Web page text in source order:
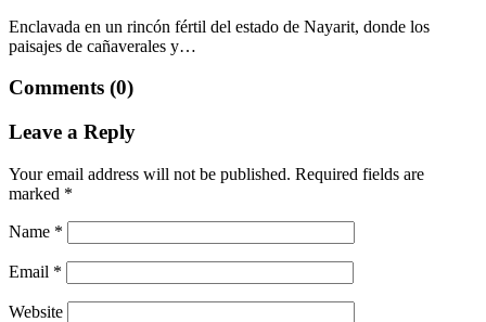
Enclavada en un rincón fértil del estado de Nayarit, donde los
paisajes de cañaverales y…
Comments (0)
Leave a Reply
Your email address will not be published. Required fields are
marked *
Name *
Email *
Website